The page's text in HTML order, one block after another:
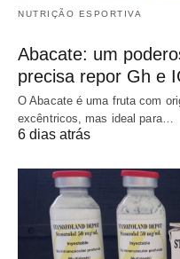
NUTRIÇÃO ESPORTIVA
Abacate: um
precisa repor Gh e
O Abacate é uma fruta com
excêntricos, mas ideal para…
6 dias atrás